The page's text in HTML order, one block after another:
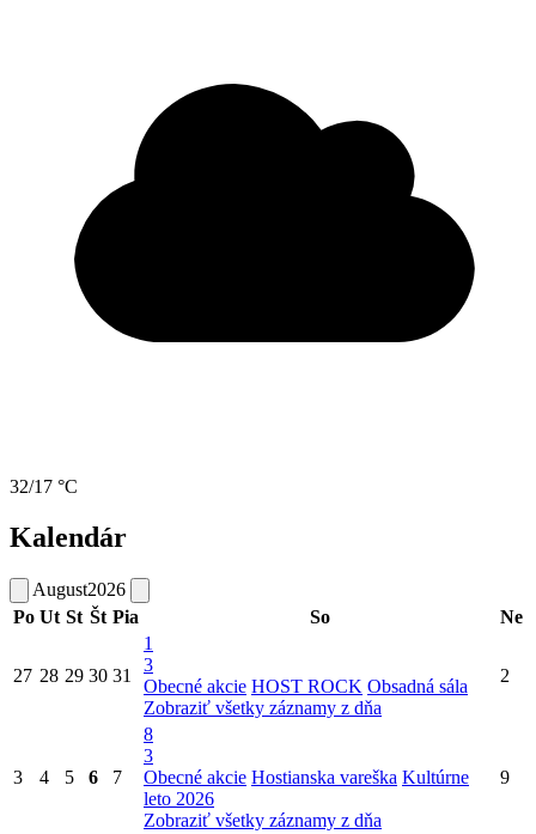
32/17 °C
Kalendár
August2026
Po Ut St Št Pia So Ne
27 28 29 30 31
1
3
Obecné akcie HOST ROCK Obsadná sála
Zobraziť všetky záznamy z dňa
2
3 4 5 6 7
8
3
Obecné akcie Hostianska vareška Kultúrne
leto 2026
Zobraziť všetky záznamy z dňa
9